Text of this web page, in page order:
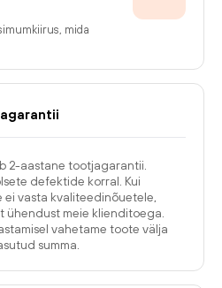
mida
2-aastane tootjagarantii.
defektide korral. Kui
vasta kvaliteedinõuetele,
ühendust meie klienditoega.
vahetame toote välja
summa.